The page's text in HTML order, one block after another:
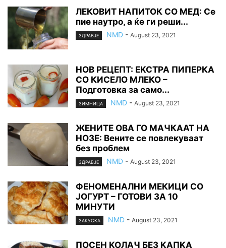
ЛЕКОВИТ НАПИТОК СО МЕД: Се
пие наутро, а ќе ги peши...
ЗДРАВЈЕ NMD - August 23, 2021
НОВ РЕЦЕПТ: EKCTPA ПИПЕРКА
СО КИСЕЛО МЛЕКО –
Подготовка за само...
ЗИМНИЦА NMD - August 23, 2021
ЖЕНИТЕ ОВА ГО МАЧКААТ НА
НОЗЕ: Вените се повлекуваат
без проблем
ЗДРАВЈЕ NMD - August 23, 2021
ФЕНОМЕНАЛНИ МЕКИЦИ СО
ЈОГУРТ – ГОТОВИ ЗА 10
МИНУТИ
ЗАКУСКА NMD - August 23, 2021
ПОCEH KOЛАЧ БЕ3 KAПKA